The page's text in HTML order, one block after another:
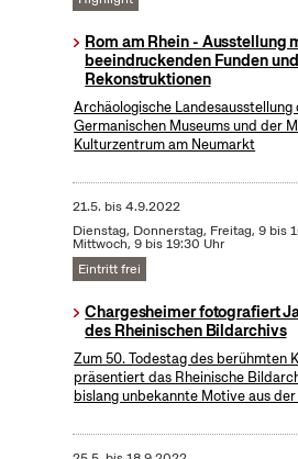
Rom am Rhein - Ausstellung
beeindruckenden Funden und
Rekonstruktionen
Archäologische Landesausstellung
Germanischen Museums und der
Kulturzentrum am Neumarkt
21.5. bis4.9.2022
Dienstag, Donnerstag, Freitag, 9 bis
Mittwoch, 9 bis 19:30 Uhr
Eintritt frei
Chargesheimer fotografiert
des Rheinischen Bildarchivs
Zum 50. Todestag des berühmten
präsentiert das Rheinische
bislang unbekannte Motive aus